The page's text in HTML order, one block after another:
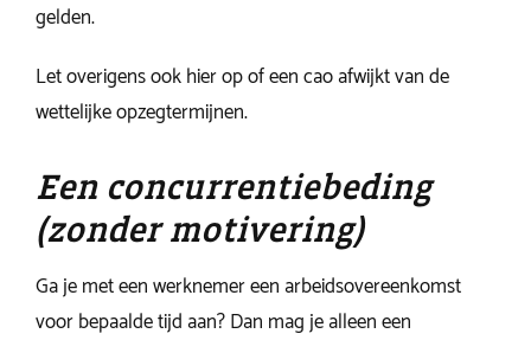
gelden.
Let overigens ook hier op of een cao afwijkt van de
wettelijke opzegtermijnen.
Een concurrentiebeding
(zonder motivering)
Ga je met een werknemer een arbeidsovereenkomst
voor bepaalde tijd aan? Dan mag je alleen een